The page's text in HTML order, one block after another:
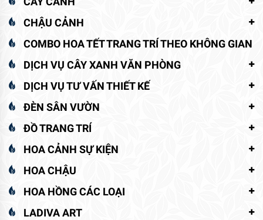
CHẬU CẢNH
COMBO HOA TẾT TRANG TRÍ THEO KHÔNG GIAN
DỊCH VỤ CÂY XANH VĂN PHÒNG
DỊCH VỤ TƯ VẤN THIẾT KẾ
ĐÈN SÂN VƯỜN
ĐỒ TRANG TRÍ
HOA CẢNH SỰ KIỆN
HOA CHẬU
HOA HỒNG CÁC LOẠI
LADIVA ART